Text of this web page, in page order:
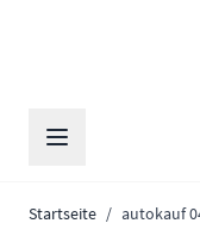
Startseite / autokauf